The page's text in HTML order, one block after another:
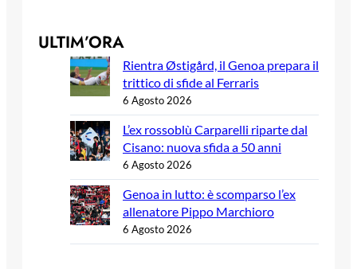
ULTIM’ORA
Rientra Østigård, il Genoa prepara il
trittico di sfide al Ferraris
6 Agosto 2026
L’ex rossoblù Carparelli riparte dal
Cisano: nuova sfida a 50 anni
6 Agosto 2026
Genoa in lutto: è scomparso l’ex
allenatore Pippo Marchioro
6 Agosto 2026